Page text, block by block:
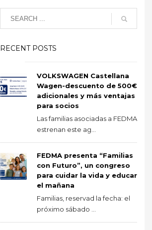
RECENT POSTS
VOLKSWAGEN Castellana
Wagen-descuento de 500€
adicionales y más ventajas
para socios
Las familias asociadas a FEDMA
estrenan este ag...
FEDMA presenta “Familias
con Futuro”, un congreso
para cuidar la vida y educar
el mañana
Familias, reservad la fecha: el
próximo sábado ...